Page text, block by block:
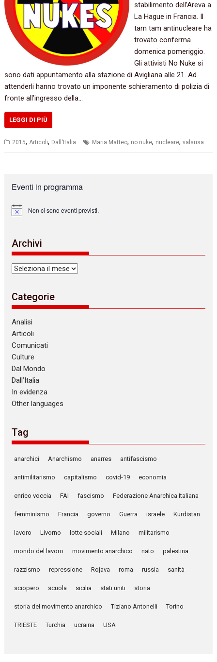
stabilimento dell’Areva a
La Hague in Francia.‭ ‬Il
tam tam antinucleare ha
trovato conferma
domenica pomeriggio.‭
‬Gli attivisti No Nuke si
sono dati appuntamento alla stazione di Avigliana alle‭ ‬21.‭ Ad
attenderli hanno trovato un imponente schieramento di polizia di
fronte all’ingresso della…
LEGGI DI PIÙ
2015,Articoli, Dall'Italia Maria Matteo, no nuke, nucleare,valsusa
Eventi in programma
N
c
e
Non ci sono eventi previsti.
Archivi
Archivi
Categorie
Analisi
Articoli
Comunicati
Culture
Dal Mondo
Dall’Italia
In evidenza
Other languages
Tag
anarchici Anarchismo anarres antifascismo
antimilitarismo capitalismo covid-19 economia
enrico voccia FAI fascismo Federazione Anarchica Italiana
femminismo Francia governo Guerra israele Kurdistan
lavoro Livorno lotte sociali Milano militarismo
mondo del lavoro movimento anarchico nato palestina
razzismo repressione Rojava roma russia sanità
sciopero scuola sicilia stati uniti storia
storia del movimento anarchico Tiziano Antonelli Torino
TRIESTE Turchia ucraina USA